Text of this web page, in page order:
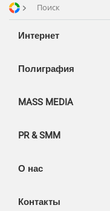
Поиск
Интернет
Полиграфия
MASS MEDIA
PR & SMM
О нас
Портфолио
Публикации
FAQ
Контакты
Вакансии
Корзина
FAQ
СМИ и оффлайн реклама